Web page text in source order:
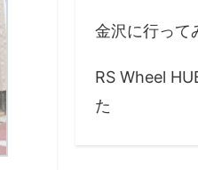
金沢に行って
RS Wheel
た